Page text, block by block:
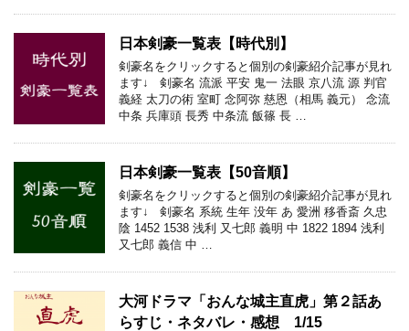
日本剣豪一覧表【時代別】
剣豪名をクリックすると個別の剣豪紹介記事が見れ
ます↓ 剣豪名 流派 平安 鬼一 法眼 京八流 源 判官
義経 太刀の術 室町 念阿弥 慈恩（相馬 義元） 念流
中条 兵庫頭 長秀 中条流 飯篠 長 …
日本剣豪一覧表【50音順】
剣豪名をクリックすると個別の剣豪紹介記事が見れ
ます↓ 剣豪名 系統 生年 没年 あ 愛洲 移香斎 久忠
陰 1452 1538 浅利 又七郎 義明 中 1822 1894 浅利
又七郎 義信 中 …
大河ドラマ「おんな城主直虎」第２話あ
らすじ・ネタバレ・感想 1/15